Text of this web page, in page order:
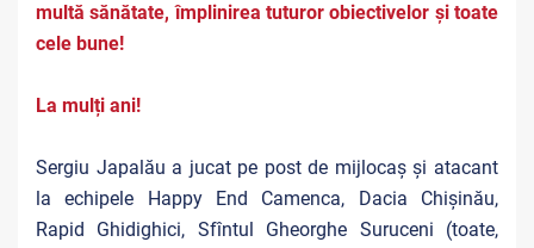
multă sănătate, împlinirea tuturor obiectivelor și toate
cele bune!
La mulți ani!
Sergiu Japalău a jucat pe post de mijlocaș și atacant
la echipele Happy End Camenca, Dacia Chișinău,
Rapid Ghidighici, Sfîntul Gheorghe Suruceni (toate,